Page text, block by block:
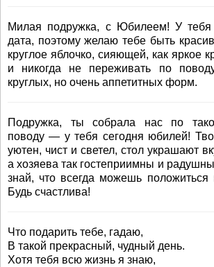
Милая подружка, с Юбилеем! У тебя
дата, поэтому желаю тебе быть
круглое яблочко, сияющей, как яркое
и никогда не переживать по
круглых, но очень аппетитных форм.
Подружка, ты собрала нас по
поводу — у тебя сегодня юбилей!
уютен, чист и светел, стол украшают
а хозяева так гостеприимны и
знай, что всегда можешь положиться
Будь счастлива!
Что подарить тебе, гадаю,
В такой прекрасный, чудный день.
Хотя тебя всю жизнь я знаю,